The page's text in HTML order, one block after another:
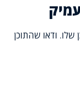
שלו. ודאו שהתוכן